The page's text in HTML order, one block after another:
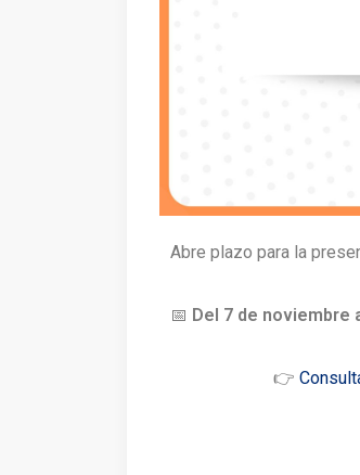
Abre plazo para la
📅 Del 7 de noviembre
👉